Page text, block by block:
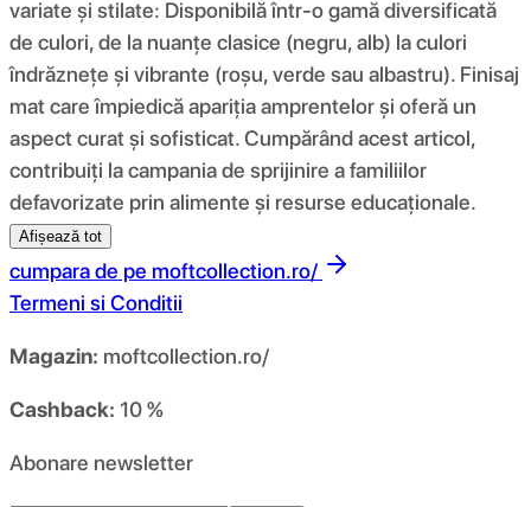
variate și stilate: Disponibilă într-o gamă diversificată
de culori, de la nuanțe clasice (negru, alb) la culori
îndrăznețe și vibrante (roșu, verde sau albastru). Finisaj
mat care împiedică apariția amprentelor și oferă un
aspect curat și sofisticat. Cumpărând acest articol,
contribuiți la campania de sprijinire a familiilor
defavorizate prin alimente și resurse educaționale.
Afișează tot
cumpara de pe moftcollection.ro/
Termeni si Conditii
Magazin: moftcollection.ro/
Cashback: 10 %
Abonare newsletter